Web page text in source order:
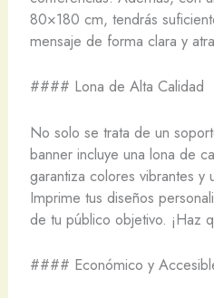
80×180 cm, tendrás
mensaje de forma clara y
#### Lona de Alta Calidad
No solo se trata de un
banner incluye una lona de
garantiza colores vibrantes y
Imprime tus diseños
de tu público objetivo. ¡Haz
#### Económico y